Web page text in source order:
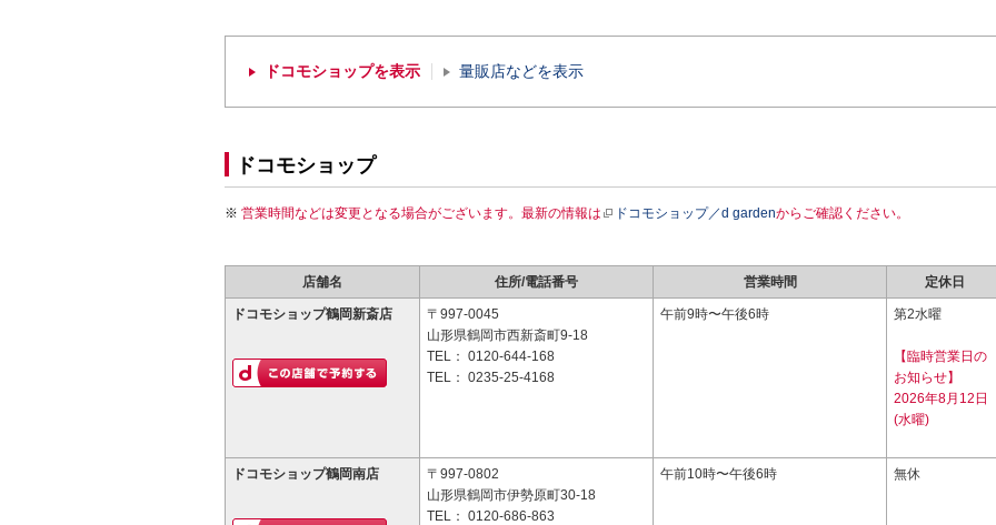
ドコモショップを表示 量販店などを表示
ドコモショップ
営業時間などは変更となる場合がございます。最新の情報は ドコモショップ／d gardenからご確認ください。
店舗名 住所/電話番号 営業時間 定休日
ドコモショップ鶴岡新斎店
〒997-0045
山形県鶴岡市西新斎町9-18
TEL： 0120-644-168
TEL： 0235-25-4168
午前9時〜午後6時 第2水曜
【臨時営業日の
お知らせ】
2026年8月12日
(水曜)
ドコモショップ鶴岡南店
〒997-0802
山形県鶴岡市伊勢原町30-18
TEL： 0120-686-863
午前10時〜午後6時 無休